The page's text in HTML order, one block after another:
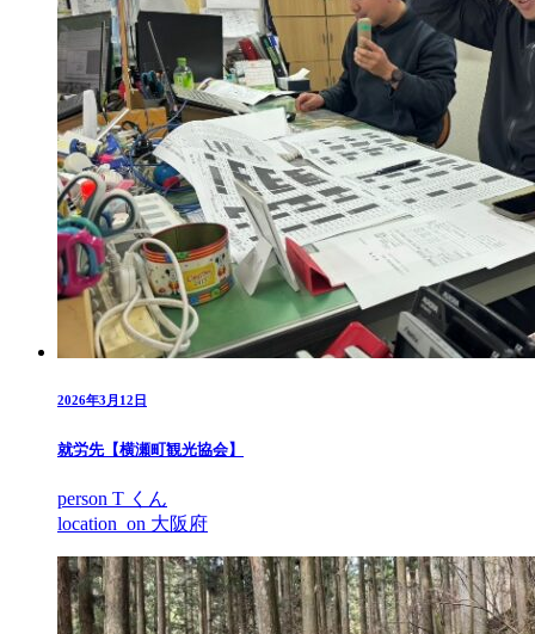
2026年3月12日
就労先【横瀬町観光協会】
person T くん
location_on 大阪府